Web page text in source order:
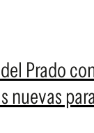
Prado
nuevas